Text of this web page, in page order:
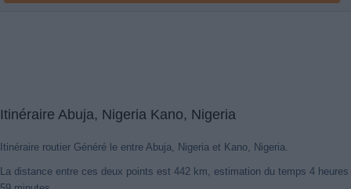
Itinéraire Abuja, Nigeria Kano, Nigeria
Itinéraire routier Généré le entre Abuja, Nigeria et Kano, Nigeria.
La distance entre ces deux points est 442 km, estimation du temps 4 heures